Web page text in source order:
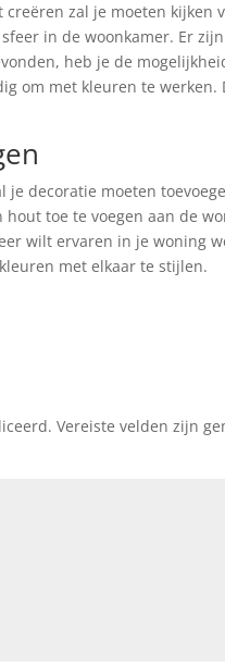
zal je moeten
in de woonkamer. Er
heb je de
om met kleuren te
je decoratie moeten
toe te voegen aan de
wilt ervaren in je woning
met elkaar te stijlen.
Vereiste velden zijn